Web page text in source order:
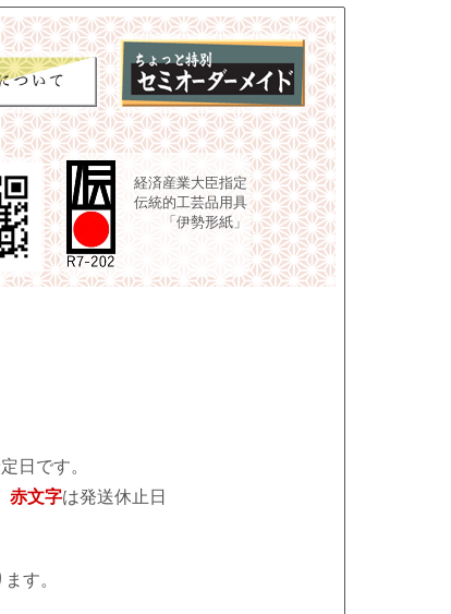
経済産業大臣指定
伝統的工芸品用具
「伊勢形紙」
日です。
赤文字は発送休止日
す。